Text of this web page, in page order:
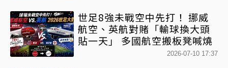
世足8強未戰空中先打！ 挪威
航空、英航對賭「輸球換大頭
貼一天」 多國航空搬板凳喊燒
2026-07-10 17:37